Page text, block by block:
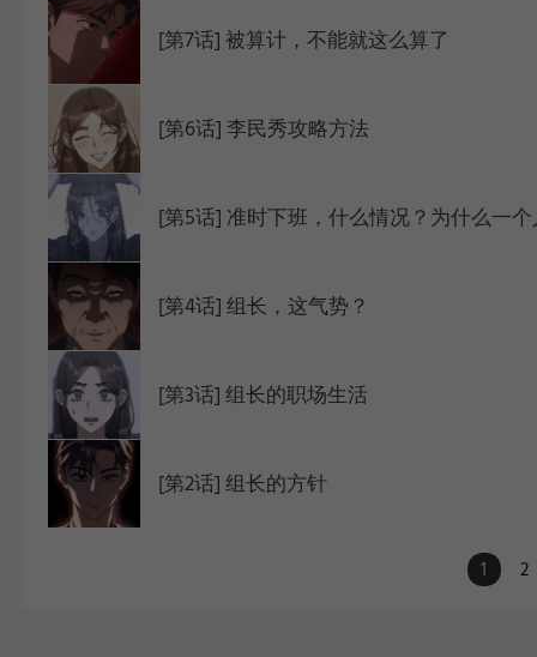
[第7话] 被算计，不能就这么算了
[第6话] 李民秀攻略方法
[第4话] 组长，这气势？
[第3话] 组长的职场生活
[第2话] 组长的方针
1 2